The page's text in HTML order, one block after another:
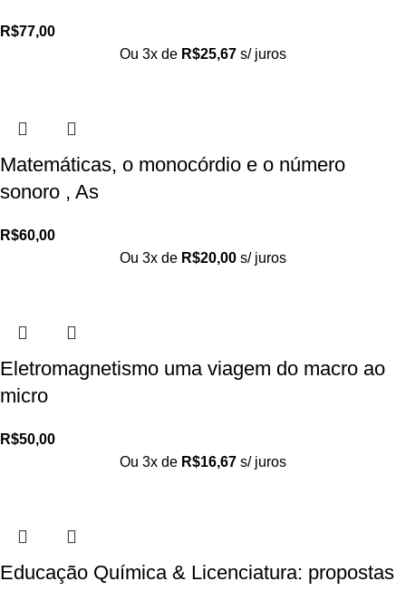
R$77,00
Ou 3x de R$25,67 s/ juros
Matemáticas, o monocórdio e o número
sonoro , As
R$60,00
Ou 3x de R$20,00 s/ juros
Eletromagnetismo uma viagem do macro ao
micro
R$50,00
Ou 3x de R$16,67 s/ juros
Educação Química & Licenciatura: propostas